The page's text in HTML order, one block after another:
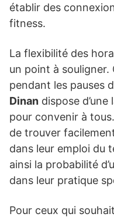
établir des
fitness.
La flexibilité des
un point à
pendant les pauses
Dinan dispose
pour convenir à
de trouver
dans leur emploi du
ainsi la probabilité
dans leur pratique
Pour ceux qui